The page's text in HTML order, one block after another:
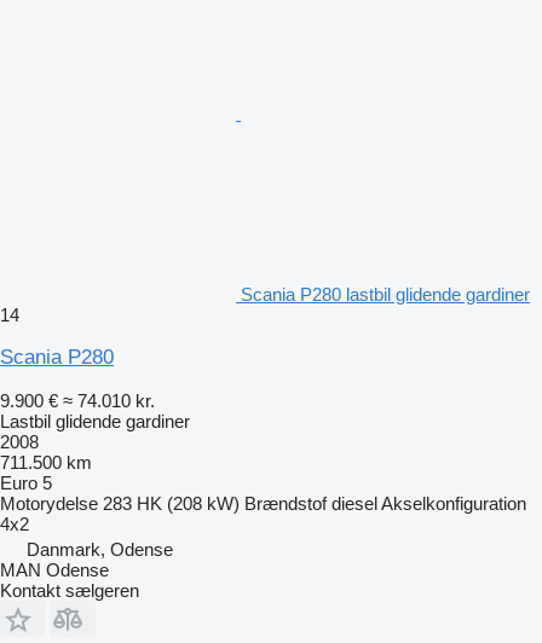
Scania P280 lastbil glidende gardiner
14
Scania P280
9.900 € ≈ 74.010 kr.
Lastbil glidende gardiner
2008
711.500 km
Euro 5
Motorydelse 283 HK (208 kW) Brændstof dieselAkselkonfiguration
4x2
Danmark, Odense
MAN Odense
Kontakt sælgeren